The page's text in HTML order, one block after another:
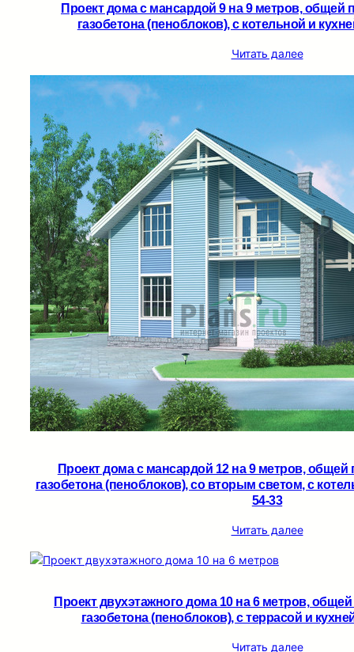
Проект дома с мансардой 9 на 9 метров, общей
газобетона (пеноблоков), c котельной и
Читать далее
Проект дома с мансардой 12 на 9 метров,
газобетона (пеноблоков), со вторым светом, c
54-33
Читать далее
Проект двухэтажного дома 10 на 6 метров,
газобетона (пеноблоков), c террасой и
Читать далее